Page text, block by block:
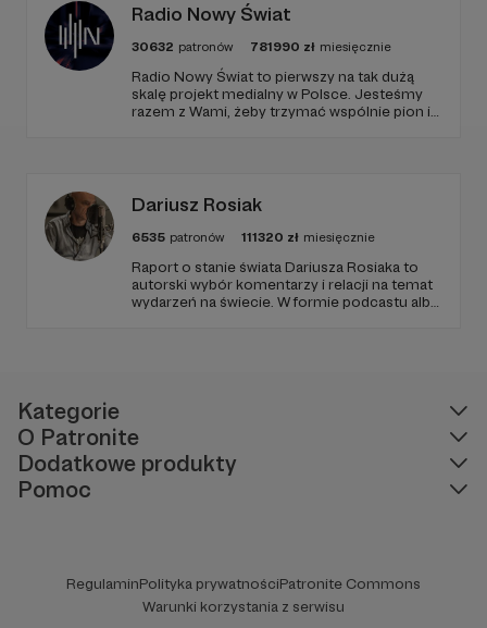
Radio Nowy Świat
30632 patronów 781990 zł miesięcznie
Radio Nowy Świat to pierwszy na tak dużą
skalę projekt medialny w Polsce. Jesteśmy
razem z Wami, żeby trzymać wspólnie pion i
Dariusz Rosiak
6535 patronów 111320 zł miesięcznie
Raport o stanie świata Dariusza Rosiaka to
autorski wybór komentarzy i relacji na temat
wydarzeń na świecie. W formie podcastu albo
Kategorie
O Patronite
Dodatkowe produkty
Pomoc
RegulaminPolityka prywatnościPatronite Commons
Warunki korzystania z serwisu